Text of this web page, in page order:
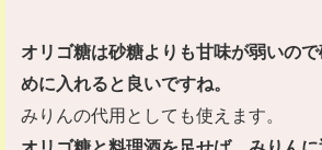
オリゴ糖は砂糖よりも甘味が弱いの
めに入れると良いですね。
みりんの代用としても使えます。